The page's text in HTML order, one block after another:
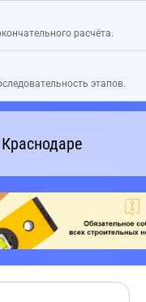
расчёта.
этапов.